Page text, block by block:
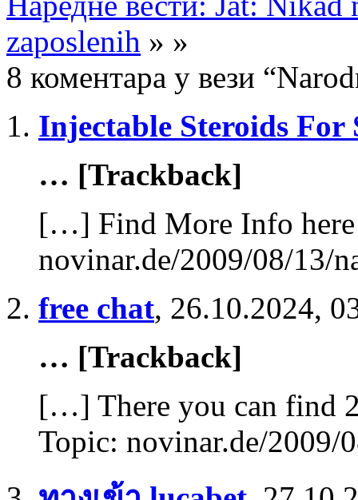
zaposlenih » »
8 коментара у вези
Injectable Steroids For
… [Trackback]
[…] Find More Info here
novinar.de/2009/08/
free chat, 26.10.2024,
… [Trackback]
[…] There you can find
Topic: novinar.de/